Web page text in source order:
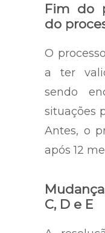
Fim do
do
O
a ter
sendo
situações
Antes, o
após 12
C, D e E